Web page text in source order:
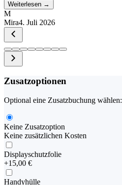
Weiterlesen →
M
Mira4. Juli 2026
Zusatzoptionen
Optional eine Zusatzbuchung wählen:
Keine Zusatzoption
Keine zusätzlichen Kosten
Displayschutzfolie
+15,00 €
Handyhülle